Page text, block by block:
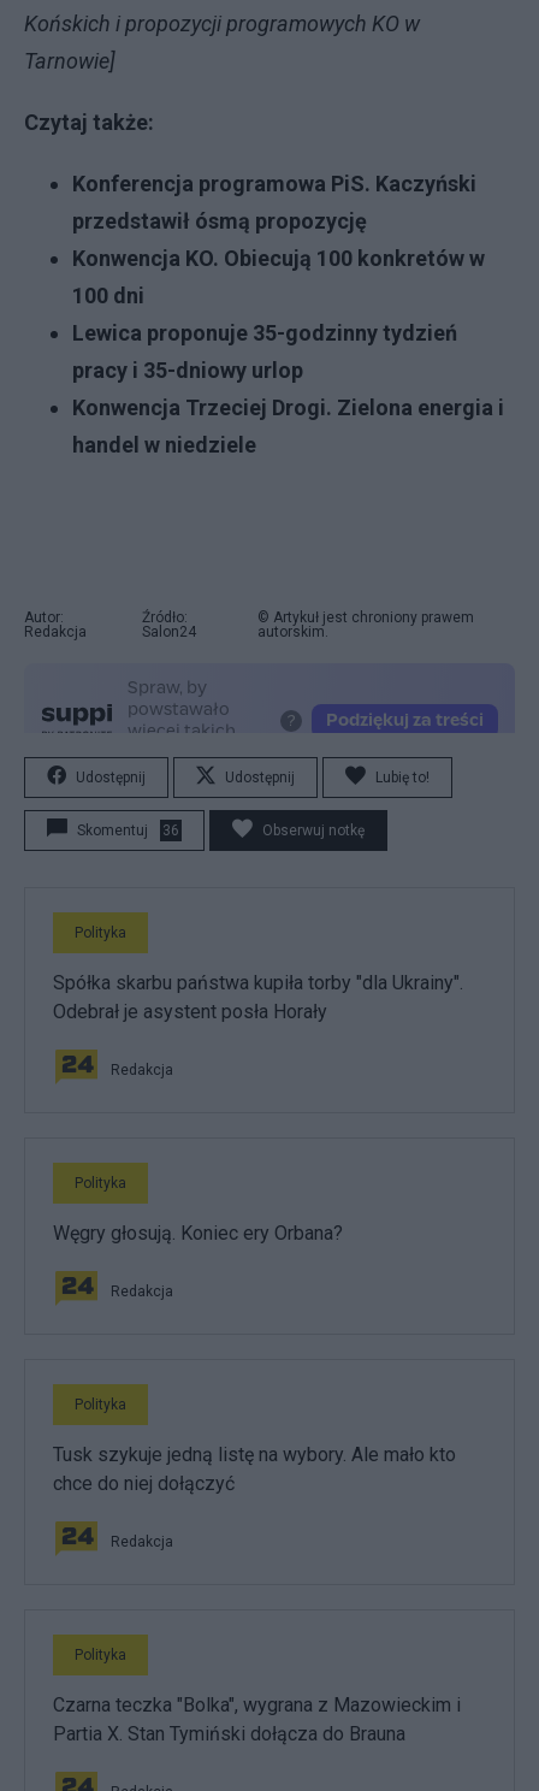
Końskich i propozycji programowych KO w
Tarnowie]
Czytaj także:
Konferencja programowa PiS. Kaczyński
przedstawił ósmą propozycję
Konwencja KO. Obiecują 100 konkretów w
100 dni
Lewica proponuje 35-godzinny tydzień
pracy i 35-dniowy urlop
Konwencja Trzeciej Drogi. Zielona energia i
handel w niedziele
Autor:
Redakcja
Źródło:
Salon24
© Artykuł jest chroniony prawem
autorskim.
Udostępnij Udostępnij Lubię to!
Skomentuj 36 Obserwuj notkę
Polityka
Spółka skarbu państwa kupiła torby "dla Ukrainy".
Odebrał je asystent posła Horały
Redakcja
Polityka
Węgry głosują. Koniec ery Orbana?
Redakcja
Polityka
Tusk szykuje jedną listę na wybory. Ale mało kto
chce do niej dołączyć
Redakcja
Polityka
Czarna teczka "Bolka", wygrana z Mazowieckim i
Partia X. Stan Tymiński dołącza do Brauna